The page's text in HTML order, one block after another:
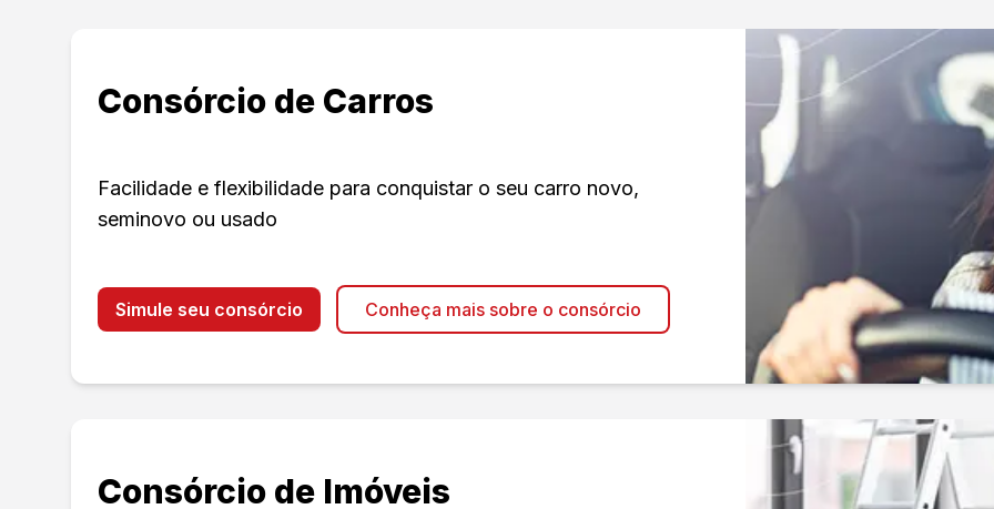
Consórcio de Carros
Facilidade e flexibilidade para conquistar o seu carro novo,
seminovo ou usado
Simule seu consórcio Conheça mais sobre o consórcio
Consórcio de Imóveis